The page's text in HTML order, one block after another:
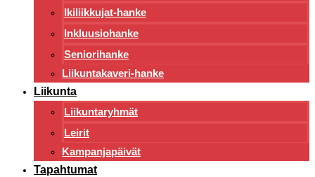
Ikiliikkujat-hanke
Inkluusiohanke
Seniorihanke
Liikuntakaveri-hanke
Liikunta
Liikuntaryhmät
Leirit
Kampanjapäivät
Tapahtumat